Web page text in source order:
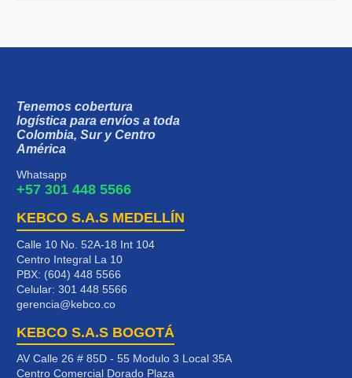
Tenemos cobertura
logística para envíos a toda
Colombia, Sur y Centro
América
Whatsapp
+57 301 448 5566
KEBCO S.A.S MEDELLÍN
Calle 10 No. 52A-18 Int 104
Centro Integral La 10
PBX: (604) 448 5566
Celular: 301 448 5566
gerencia@kebco.co
KEBCO S.A.S BOGOTÁ
AV Calle 26 # 85D - 55 Modulo 3 Local 35A
Centro Comercial Dorado Plaza